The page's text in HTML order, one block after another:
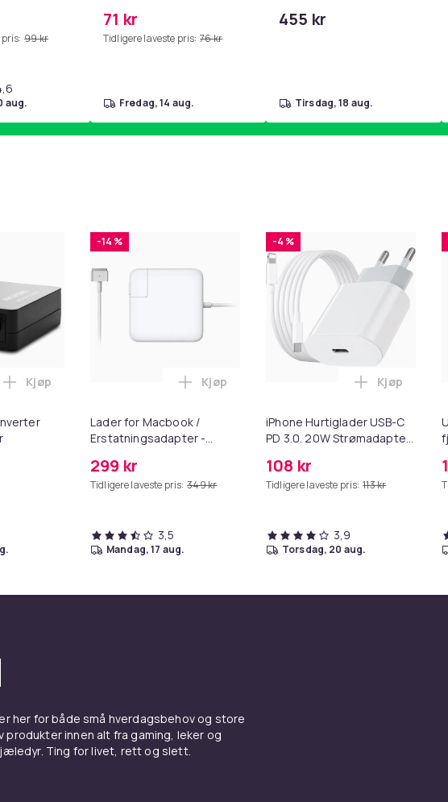
99 kr
aug.
71 kr
Tidligere laveste pris: 76 kr
fredag, 14 aug.
455 kr
tirsdag, 18 aug.
i 10-pakning Black i handlekurven
Legg RCA til HDMI Converter 1080p - Adapter i handlekurven
Kjøp
-14 %
Lader for Macbook /
Erstatningsadapter -
299 kr
Tidligere laveste pris: 349 kr
Legg Lader for Macbook /
Kjøp
3,5
mandag, 17 aug.
-4 %
iPhone Hurtiglader USB-C
PD 3.0. 20W Strømadapter
108 kr
Tidligere laveste pris: 113 kr
Legg
Kjøp
3,9
torsdag, 20 aug.
her for både små hverdagsbehov og store
innen alt fra gaming, leker og
Ting for livet, rett og slett.